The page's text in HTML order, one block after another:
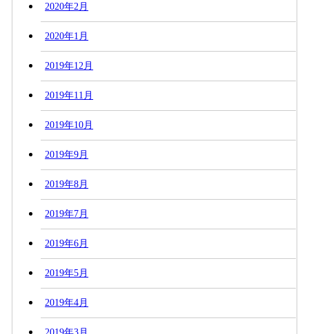
2020年2月
2020年1月
2019年12月
2019年11月
2019年10月
2019年9月
2019年8月
2019年7月
2019年6月
2019年5月
2019年4月